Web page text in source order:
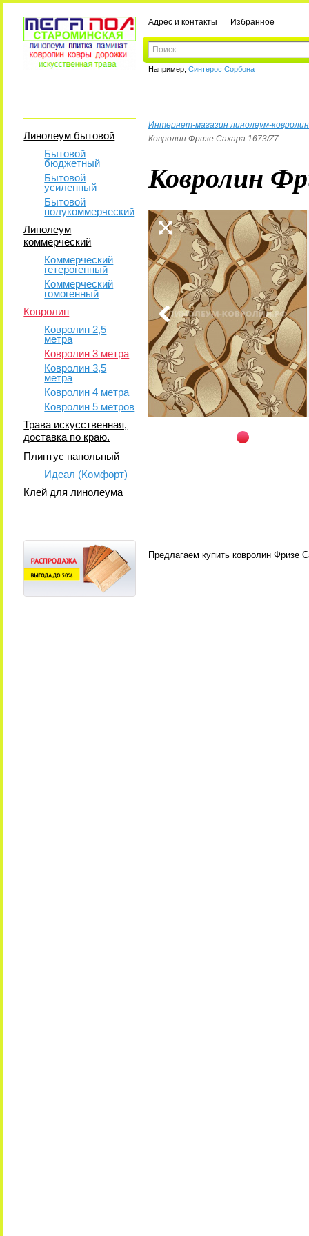
Адрес и контакты Избранное
Например, Синтерос Сорбона
Линолеум бытовой
Бытовой
бюджетный
Бытовой
усиленный
Бытовой
полукоммерческий
Линолеум
коммерческий
Коммерческий
гетерогенный
Коммерческий
гомогенный
Ковролин
Ковролин 2,5
метра
Ковролин 3 метра
Ковролин 3,5
метра
Ковролин 4 метра
Ковролин 5 метров
Трава искусственная,
доставка по краю.
Плинтус напольный
Идеал (Комфорт)
Клей для линолеума
Интернет-магазин линолеум-
Ковролин Фризе Сахара 1673/Z7
Ковролин
Предлагаем купить ковролин Фризе